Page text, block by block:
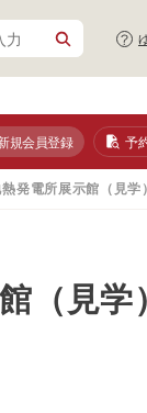
規会員登録 予
発電所展示館（見学
（見学